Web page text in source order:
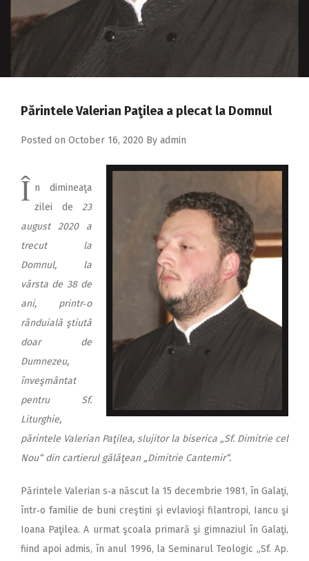
2017
2014
2011
2010
Părintele Valerian Paţilea a plecat la Domnul
Posted on October 16, 2020 By admin
Î n dimineaţa
zilei de 23
august 2020 a
trecut la
Domnul, la
vârsta de 38 de
ani, printr‑o
rânduială ştiută
doar de
Dumnezeu,
înveşmântat
pentru Sf.
Liturghie,
părintele Valerian Paţilea, slujitor la biserica „Sf. Dimitrie cel
Nou“ din cartierul gălăţean „Dimitrie Cantemir“.
Părintele Valerian s‑a născut la 15 decembrie 1981, în Galaţi,
într‑o familie de buni creştini şi evlavioşi filantropi, Iancu şi
Ioana Paţilea. A urmat şcoala primară şi gimnaziul în Galaţi,
fiind apoi admis, în anul 1996, la Seminarul Teologic „Sf. Ap.